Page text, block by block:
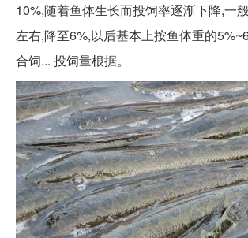
10%,随着鱼体生长而投饲率逐渐下降,一
左右,降至6%,以后基本上按鱼体重的
合饲... 投饲量根据。